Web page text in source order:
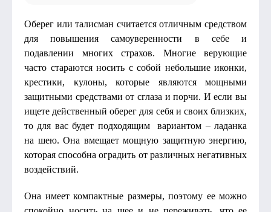
Оберег или талисман считается отличным средством
для повышения самоуверенности в себе и
подавлении многих страхов. Многие верующие
часто стараются носить с собой небольшие иконки,
крестики, кулоны, которые являются мощными
защитными средствами от сглаза и порчи. И если вы
ищете действенный оберег для себя и своих близких,
то для вас будет подходящим вариантом – ладанка
на шею. Она вмещает мощную защитную энергию,
которая способна оградить от различных негативных
воздействий.
Она имеет компактные размеры, поэтому ее можно